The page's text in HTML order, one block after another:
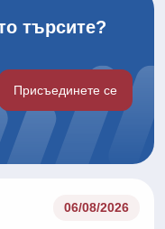
търсите?
Присъединете се
06/08/2026